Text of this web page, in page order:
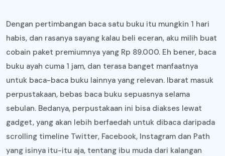
Dengan pertimbangan baca satu buku itu mungkin 1 hari
habis, dan rasanya sayang kalau beli eceran, aku milih buat
cobain paket premiumnya yang Rp 89.000. Eh bener, baca
buku ayah cuma 1 jam, dan terasa banget manfaatnya
untuk baca-baca buku lainnya yang relevan. Ibarat masuk
perpustakaan, bebas baca buku sepuasnya selama
sebulan. Bedanya, perpustakaan ini bisa diakses lewat
gadget, yang akan lebih berfaedah untuk dibaca daripada
scrolling timeline Twitter, Facebook, Instagram dan Path
yang isinya itu-itu aja, tentang ibu muda dari kalangan